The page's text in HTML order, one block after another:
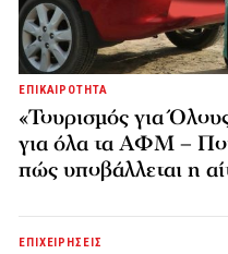
ΕΠΙΚΑΙΡΟΤΗΤΑ
«Τουρισμός για
για όλα τα ΑΦΜ –
πώς υποβάλλεται η
ΕΠΙΧΕΙΡΗΣΕΙΣ